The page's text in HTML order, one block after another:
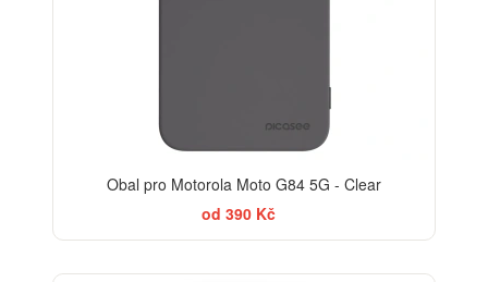
Obal pro Motorola Moto G84 5G - Clear
od 390 Kč